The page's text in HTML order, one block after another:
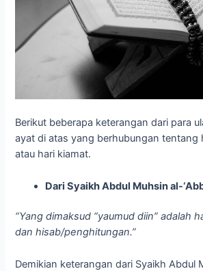
Berikut beberapa keterangan dari para
ayat di atas yang berhubungan tentang
atau hari kiamat.
Dari Syaikh Abdul Muhsin al-
“Yang dimaksud “yaumud diin” adalah
dan hisab/penghitungan.”
Demikian keterangan dari Syaikh Abdul